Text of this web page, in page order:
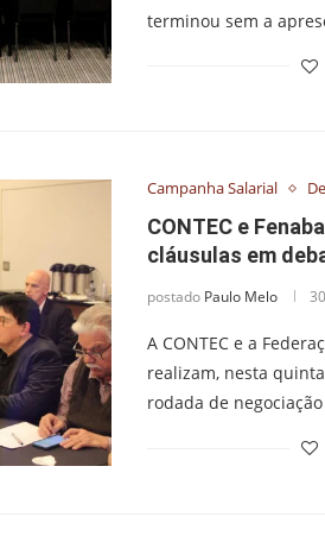
terminou sem a
Campanha Salarial
CONTEC e
cláusulas em
postado Paulo Melo
A CONTEC e a
realizam, nesta
rodada de